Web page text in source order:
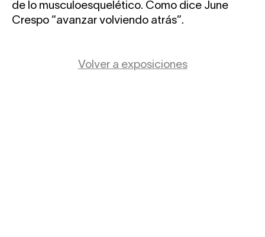
de lo musculoesquelético. Como dice June
Crespo “avanzar volviendo atrás”.
Volver a exposiciones